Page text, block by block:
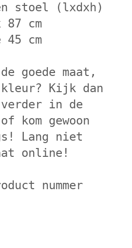
stoel (lxdxh)
cm
45 cm
goede maat,
Kijk dan
verder in de
kom gewoon
Lang niet
online!
nummer